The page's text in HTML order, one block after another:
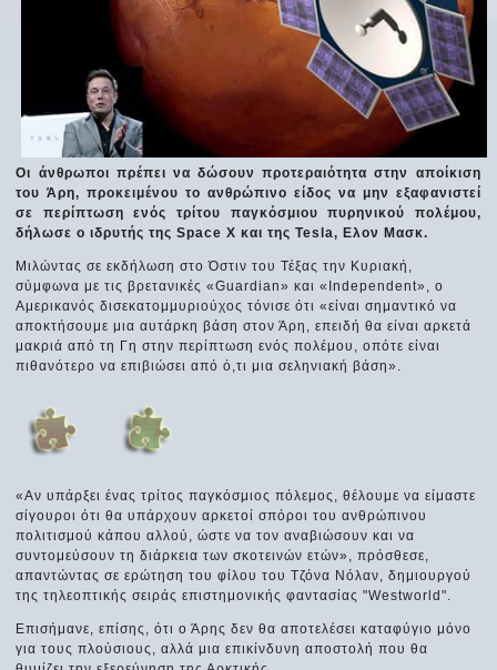
Οι άνθρωποι πρέπει να δώσουν προτεραιότητα στην αποίκιση
του Άρη, προκειμένου το ανθρώπινο είδος να μην εξαφανιστεί
σε περίπτωση ενός τρίτου παγκόσμιου πυρηνικού πολέμου,
δήλωσε ο ιδρυτής της Space X και της Tesla, Ελον Μασκ.
Μιλώντας σε εκδήλωση στο Όστιν του Τέξας την Κυριακή,
σύμφωνα με τις βρετανικές «Guardian» και «Independent», ο
Αμερικανός δισεκατομμυριούχος τόνισε ότι «είναι σημαντικό να
αποκτήσουμε μια αυτάρκη βάση στον Άρη, επειδή θα είναι αρκετά
μακριά από τη Γη στην περίπτωση ενός πολέμου, οπότε είναι
πιθανότερο να επιβιώσει από ό,τι μια σεληνιακή βάση».
«Αν υπάρξει ένας τρίτος παγκόσμιος πόλεμος, θέλουμε να είμαστε
σίγουροι ότι θα υπάρχουν αρκετοί σπόροι του ανθρώπινου
πολιτισμού κάπου αλλού, ώστε να τον αναβιώσουν και να
συντομεύσουν τη διάρκεια των σκοτεινών ετών», πρόσθεσε,
απαντώντας σε ερώτηση του φίλου του Τζόνα Νόλαν, δημιουργού
της τηλεοπτικής σειράς επιστημονικής φαντασίας "Westworld".
Επισήμανε, επίσης, ότι ο Άρης δεν θα αποτελέσει καταφύγιο μόνο
για τους πλούσιους, αλλά μια επικίνδυνη αποστολή που θα